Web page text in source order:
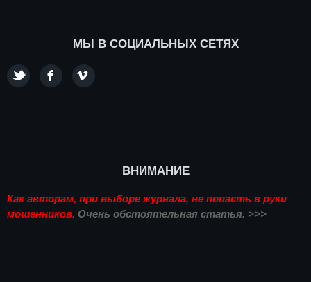
МЫ В СОЦИАЛЬНЫХ СЕТЯХ
ВНИМАНИЕ
Как авторам, при выборе журнала, не попасть в руки
мошенников. Очень обстоятельная статья. >>>